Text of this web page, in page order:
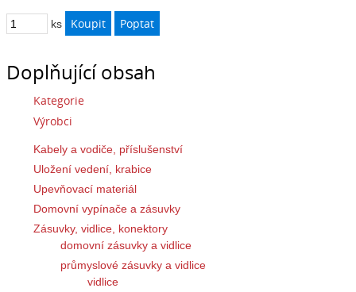
ks
Doplňující obsah
Kategorie
Výrobci
Kabely a vodiče, příslušenství
Uložení vedení, krabice
Upevňovací materiál
Domovní vypínače a zásuvky
Zásuvky, vidlice, konektory
domovní zásuvky a vidlice
průmyslové zásuvky a vidlice
vidlice